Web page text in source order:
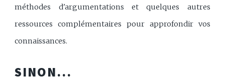
méthodes d'argumentations et quelques autres
ressources complémentaires pour approfondir vos
connaissances.
SINON...